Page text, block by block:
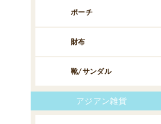
ポーチ
財布
靴/サンダル
アジアン雑貨